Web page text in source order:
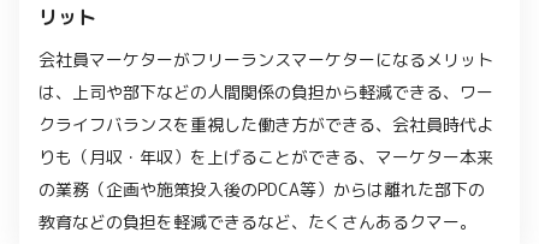
リット
会社員マーケターがフリーランスマーケターになるメリット
は、上司や部下などの人間関係の負担から軽減できる、ワー
クライフバランスを重視した働き方ができる、会社員時代よ
りも（月収・年収）を上げることができる、マーケター本来
の業務（企画や施策投入後のPDCA等）からは離れた部下の
教育などの負担を軽減できるなど、たくさんあるクマー。